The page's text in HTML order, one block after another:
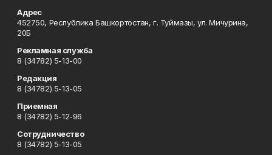
Адрес
452750, Республика Башкортостан, г. Туймазы, ул. Мичурина,
20Б
Рекламная служба
8 (34782) 5-13-00
Редакция
8 (34782) 5-13-05
Приемная
8 (34782) 5-12-96
Сотрудничество
8 (34782) 5-13-05